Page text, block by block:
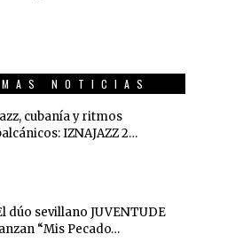
NOTICIAS
cubanía y ritmos
IZNAJAZZ 2…
dúo sevillano JUVENTUDE
“Mis Pecado…